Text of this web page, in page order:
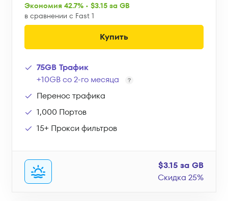
Экономия 42.7% • $3.15 за GB
в сравнении с Fast 1
Купить
75GB Трафик
+10GB со 2-го месяца
Перенос трафика
1,000 Портов
15+ Прокси фильтров
$3.15 за GB
Скидка 25%